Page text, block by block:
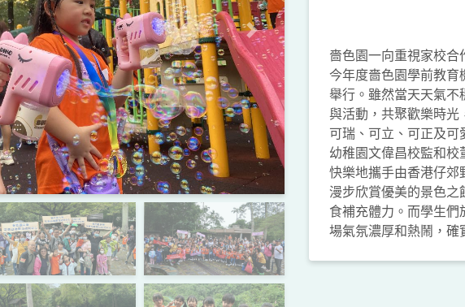
下一頁
嗇色園一向重視家校合
今年度嗇色園學前教
舉行。雖然當天天氣
與活動，共聚歡樂時光
可瑞、可立、可正及
幼稚園文偉昌校監和
快樂地攜手由香港仔
漫步欣賞優美的景色
食補充體力。而學生
場氣氛濃厚和熱鬧，確